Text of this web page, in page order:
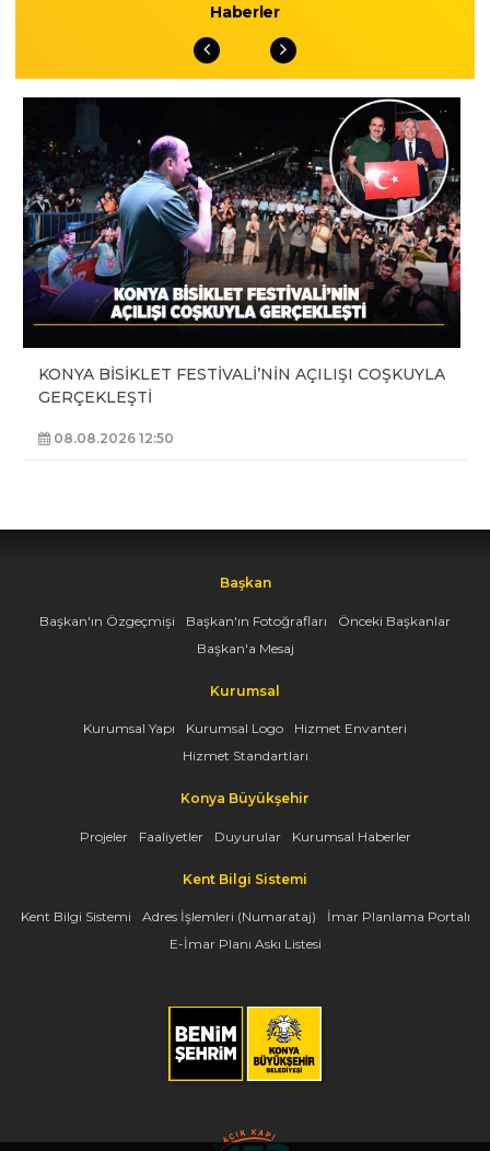
Haberler
KONYA BİSİKLET FESTİVALİ’NİN AÇILIŞI COŞKUYLA
GERÇEKLEŞTİ
08.08.2026 12:50
Başkan
Başkan'ın Özgeçmişi Başkan'ın Fotoğrafları
Önceki Başkanlar
Başkan'a Mesaj
Kurumsal
Kurumsal Yapı Kurumsal Logo
Hizmet Envanteri
Hizmet Standartları
Konya Büyükşehir
Projeler Faaliyetler Duyurular Kurumsal Haberler
Kent Bilgi Sistemi
Kent Bilgi Sistemi Adres İşlemleri (Numarataj)
İmar Planlama Portalı
E-İmar Planı Askı Listesi